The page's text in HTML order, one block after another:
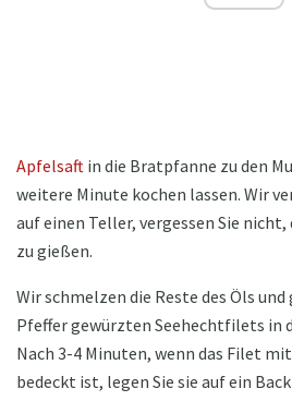
Apfelsaft in die Bratpfanne zu den
weitere Minute kochen lassen. Wir
auf einen Teller, vergessen Sie nicht,
zu gießen.
Wir schmelzen die Reste des Öls
Pfeffer gewürzten Seehechtfilets in
Nach 3-4 Minuten, wenn das Filet
bedeckt ist, legen Sie sie auf ein